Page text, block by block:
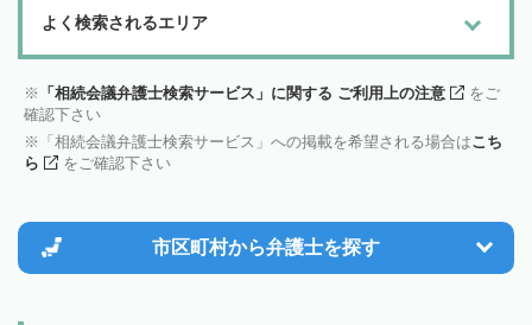
よく検索されるエリア
「相続会議弁護士検索サービス」に関する ご利用上の注意
をご
確認下さい
「相続会議弁護士検索サービス」への掲載を希望される場合はこち
ら
をご確認下さい
市区町村から弁護士を探す